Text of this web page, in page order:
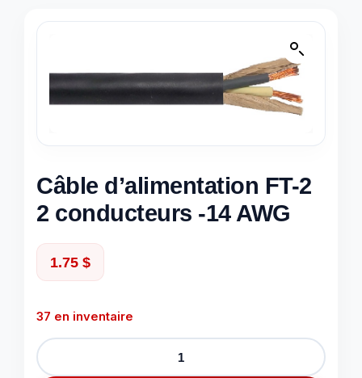
Câble d’alimentation FT-2
2 conducteurs -14 AWG
1.75 $
37 en inventaire
quantité
de